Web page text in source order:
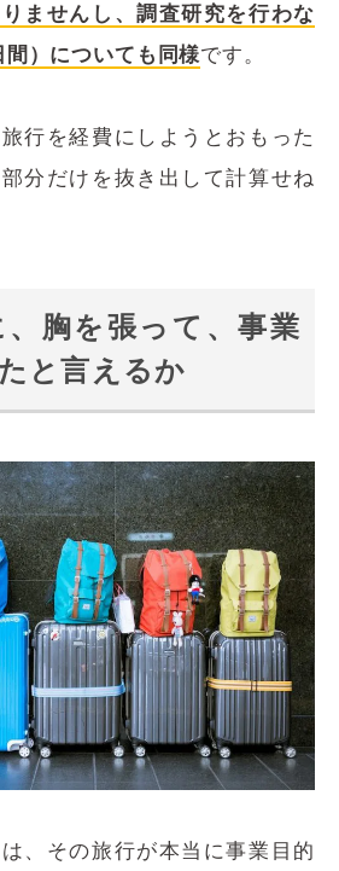
ませんし、調査研究を行わな
）についても同様です。
行を経費にしようとおもった
分だけを抜き出して計算せね
胸を張って、事業
と言えるか
、その旅行が本当に事業目的